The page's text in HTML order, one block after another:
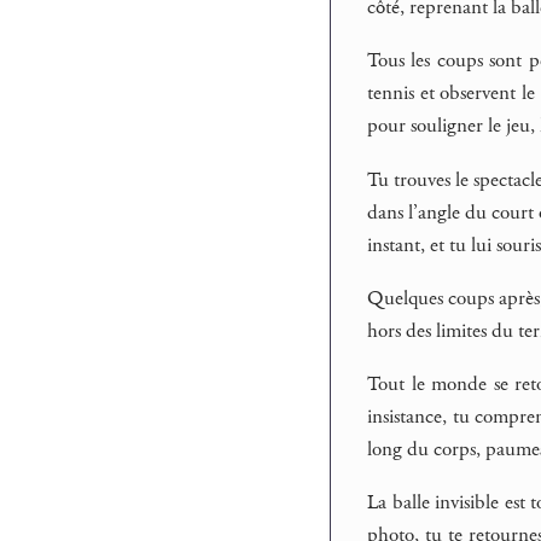
côté, reprenant la
Tous les coups sont
tennis et observent
pour souligner le
Tu trouves le
dans l’angle du court
instant, et tu lui
Quelques coups
hors des limites du
Tout le monde se
insistance, tu
long du corps,
La balle invisible est
photo, tu te